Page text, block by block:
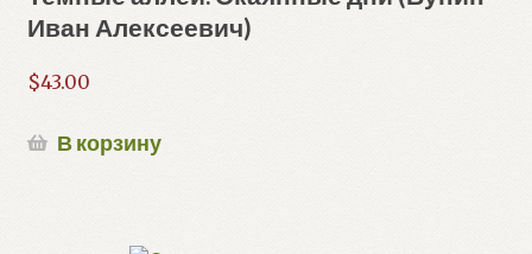
Иван Алексеевич)
$43.00
В корзину